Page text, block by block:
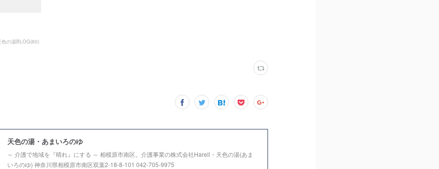
色の湯BLOG(60)
天色の湯・あまいろのゆ
～ 介護で地域を『晴れ』にする ～ 相模原市南区。介護事業の株式会社Harell・天色の湯(あま
いろのゆ) 神奈川県相模原市南区双葉2-18-8-101 042-705-9975